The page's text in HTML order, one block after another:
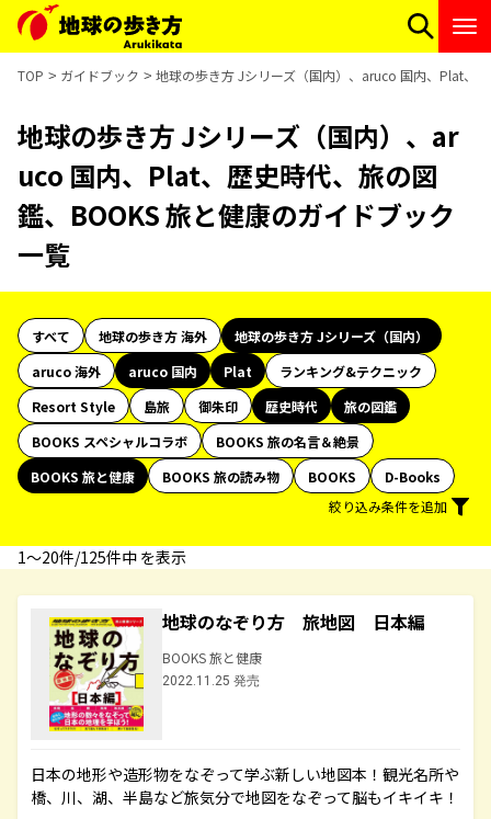
TOP ガイドブック 地球の歩き方 Jシリーズ（国内）、aruco 国内、Plat、
地球の歩き方 Jシリーズ（国内）、ar
uco 国内、Plat、歴史時代、旅の図
鑑、BOOKS 旅と健康のガイドブック
一覧
すべて 地球の歩き方 海外
地球の歩き方 Jシリーズ（国内）
aruco 海外
aruco 国内 Plat
ランキング&テクニック
Resort Style
島旅 御朱印 歴史時代
旅の図鑑
BOOKS スペシャルコラボ
BOOKS 旅の名言＆絶景
BOOKS 旅と健康
BOOKS 旅の読み物 BOOKS
D-Books
絞り込み条件を追加
1〜20件/125件中 を表示
地球のなぞり方 旅地図 日本編
BOOKS 旅と健康
2022.11.25 発売
日本の地形や造形物をなぞって学ぶ新しい地図本！観光名所や
橋、川、湖、半島など旅気分で地図をなぞって脳もイキイキ！